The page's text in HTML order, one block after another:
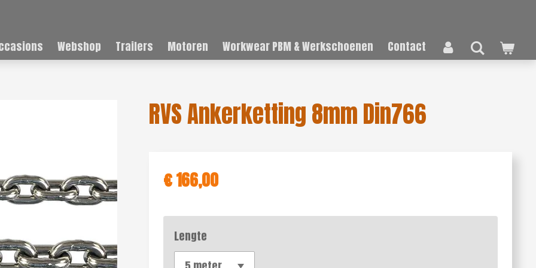
Webshop Trailers Motoren Workwear PBM & Werkschoenen Contact
RVS Ankerketting 8mm Din766
€ 166,00
Lengte